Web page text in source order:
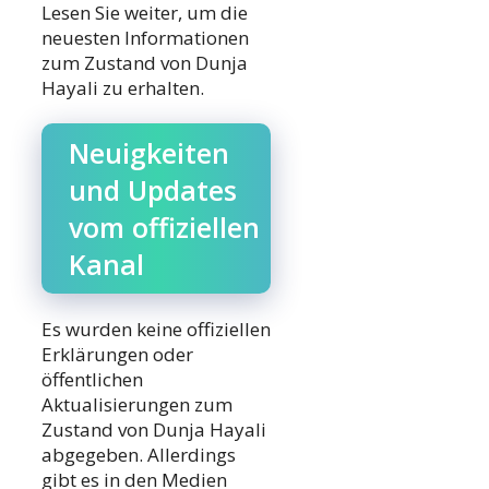
Lesen Sie weiter, um die
neuesten Informationen
zum Zustand von Dunja
Hayali zu erhalten.
Neuigkeiten
und Updates
vom offiziellen
Kanal
Es wurden keine offiziellen
Erklärungen oder
öffentlichen
Aktualisierungen zum
Zustand von Dunja Hayali
abgegeben. Allerdings
gibt es in den Medien